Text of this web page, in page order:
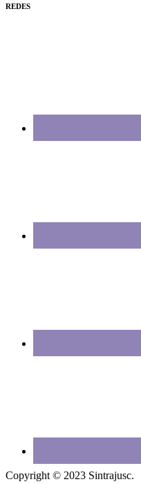
REDES
Copyright © 2023 Sintrajusc.